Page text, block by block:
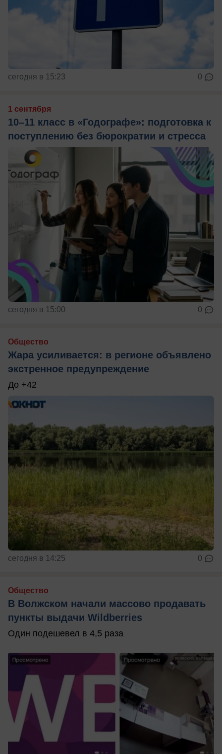
сегодня в 15:23 0
1 сентября
10–11 класс в «Годографе»: подготовка к
поступлению без бюрократии и стресса
сегодня в 15:00 0
Общество
Жара усиливается: в регионе объявлено
экстренное предупреждение
До +42
сегодня в 14:25 0
Общество
В Волжском начали массово продавать
пункты выдачи Wildberries
Один подешевел в 4,5 раза